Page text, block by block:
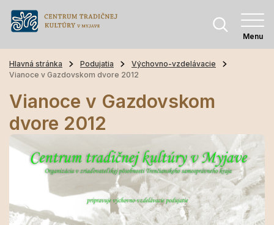
Menu
Hlavná stránka Podujatia
Výchovno-vzdelávacie
Vianoce v Gazdovskom dvore 2012
Vianoce v Gazdovskom
dvore 2012